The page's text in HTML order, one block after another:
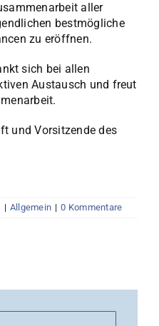
aller
bestmögliche
zu eröffnen.
sich bei allen
Austausch und freut
und Vorsitzende des
| Allgemein | 0 Kommentare